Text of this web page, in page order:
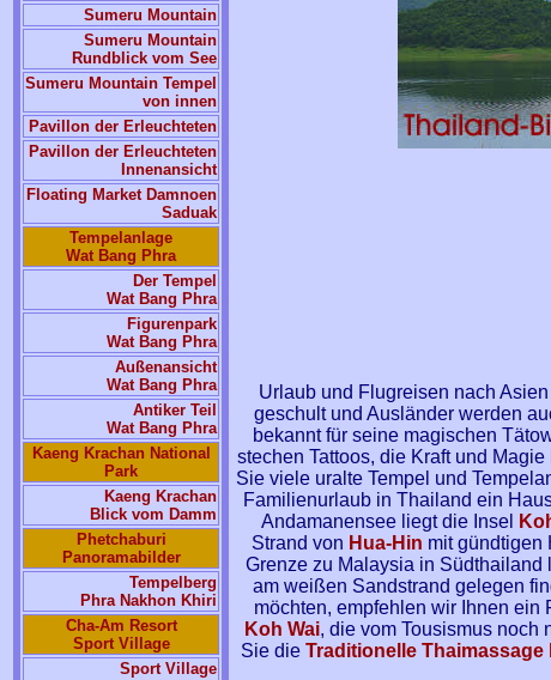
Sumeru Mountain
Sumeru Mountain
Rundblick vom See
Sumeru Mountain Tempel
von innen
Pavillon der Erleuchteten
Pavillon der Erleuchteten
Innenansicht
Floating Market Damnoen
Saduak
Tempelanlage
Wat Bang Phra
Der Tempel
Wat Bang Phra
Figurenpark
Wat Bang Phra
Außenansicht
Wat Bang Phra
Antiker Teil
Wat Bang Phra
Kaeng Krachan National
Park
Kaeng Krachan
Blick vom Damm
Phetchaburi
Panoramabilder
Tempelberg
Phra Nakhon Khiri
Cha-Am Resort
Sport Village
Sport Village
Urlaub und Flugreisen nach
geschult und Ausländer werden
bekannt für seine magischen
stechen Tattoos, die Kraft und
Sie viele uralte Tempel und
Familienurlaub in Thailand ein
Andamanensee liegt die Insel
Strand von Hua-Hin mit gündtigen
Grenze zu Malaysia in Südthailand
am weißen Sandstrand gelegen
möchten, empfehlen wir Ihnen
Koh Wai, die vom Tousismus noch
Sie die Traditionelle Thaimassage